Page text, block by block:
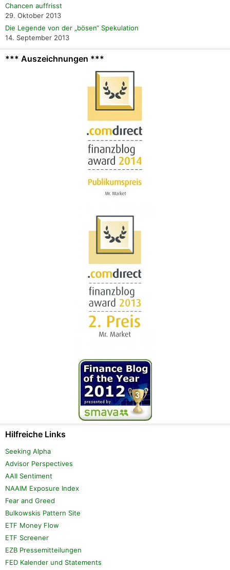
Chancen auffrisst
29. Oktober 2013
Die Legende von der „bösen“ Spekulation
14. September 2013
*** Auszeichnungen ***
Hilfreiche Links
Seeking Alpha
Advisor Perspectives
AAII Sentiment
NAAIM Exposure Index
Fear and Greed
Bulkowskis Pattern Site
ETF Money Flow
ETF Screener
EZB Pressemitteilungen
FED Kalender und Statements